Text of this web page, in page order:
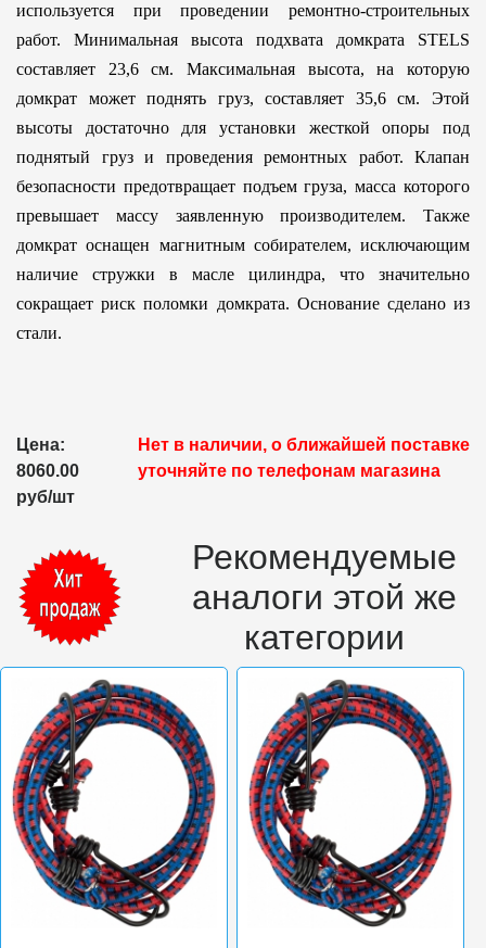
используется при проведении ремонтно-строительных
работ. Минимальная высота подхвата домкрата STELS
составляет 23,6 см. Максимальная высота, на которую
домкрат может поднять груз, составляет 35,6 см. Этой
высоты достаточно для установки жесткой опоры под
поднятый груз и проведения ремонтных работ. Клапан
безопасности предотвращает подъем груза, масса которого
превышает массу заявленную производителем. Также
домкрат оснащен магнитным собирателем, исключающим
наличие стружки в масле цилиндра, что значительно
сокращает риск поломки домкрата. Основание сделано из
стали.
Цена:
8060.00
руб/шт
Нет в наличии, о ближайшей поставке
уточняйте по телефонам магазина
Рекомендуемые
аналоги этой же
категории